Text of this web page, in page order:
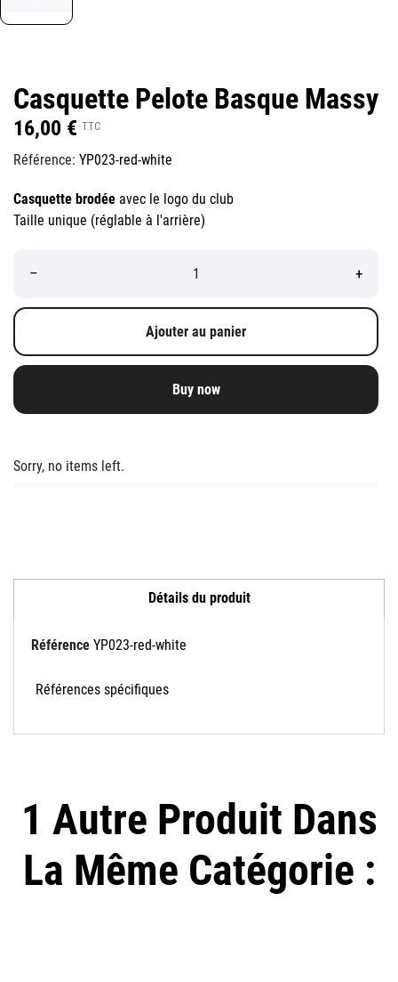
Casquette Pelote Basque Massy
16,00 € TTC
Référence: YP023-red-white
Casquette brodée avec le logo du club
Taille unique (réglable à l'arrière)
– +
Ajouter au panier
Buy now
Sorry, no items left.
Détails du produit
Référence YP023-red-white
Références spécifiques
1 Autre Produit Dans
La Même Catégorie :